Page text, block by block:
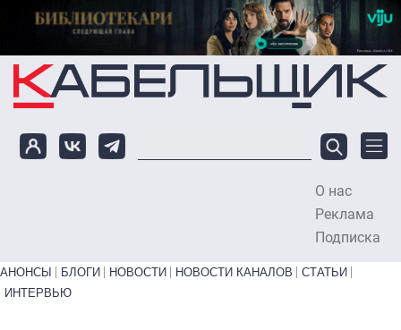
Перейти к основному содержанию
О нас
Реклама
Подписка
Primary links bottom
АНОНСЫ БЛОГИ НОВОСТИ НОВОСТИ КАНАЛОВ
СТАТЬИ
ИНТЕРВЬЮ